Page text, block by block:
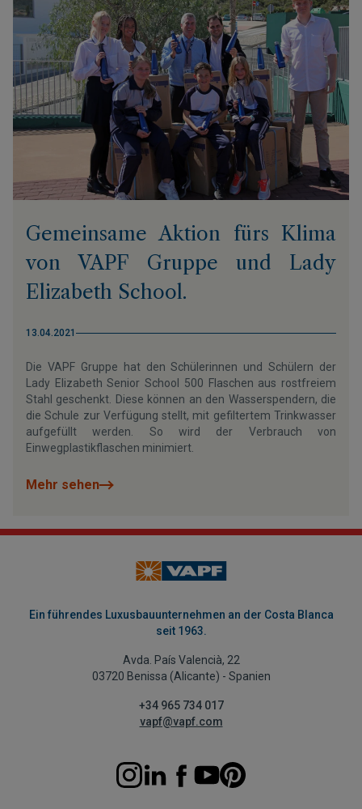
Gemeinsame Aktion fürs Klima
von VAPF Gruppe und Lady
Elizabeth School.
13.04.2021
Die VAPF Gruppe hat den Schülerinnen und Schülern der
Lady Elizabeth Senior School 500 Flaschen aus rostfreiem
Stahl geschenkt. Diese können an den Wasserspendern, die
die Schule zur Verfügung stellt, mit gefiltertem Trinkwasser
aufgefüllt werden. So wird der Verbrauch von
Einwegplastikflaschen minimiert.
Mehr sehen
Ein führendes Luxusbauunternehmen an der Costa Blanca
seit 1963.
Avda. País Valencià, 22
03720 Benissa (Alicante) - Spanien
+34 965 734 017
vapf@vapf.com